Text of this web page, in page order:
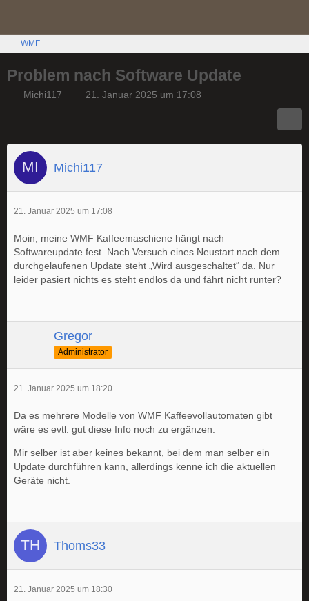
WMF
Problem nach Software Update
Michi117 21. Januar 2025 um 17:08
Michi117
21. Januar 2025 um 17:08
Moin, meine WMF Kaffeemaschiene hängt nach
Softwareupdate fest. Nach Versuch eines Neustart nach dem
durchgelaufenen Update steht „Wird ausgeschaltet“ da. Nur
leider pasiert nichts es steht endlos da und fährt nicht runter?
Gregor
Administrator
21. Januar 2025 um 18:20
Da es mehrere Modelle von WMF Kaffeevollautomaten gibt
wäre es evtl. gut diese Info noch zu ergänzen.
Mir selber ist aber keines bekannt, bei dem man selber ein
Update durchführen kann, allerdings kenne ich die aktuellen
Geräte nicht.
Thoms33
21. Januar 2025 um 18:30